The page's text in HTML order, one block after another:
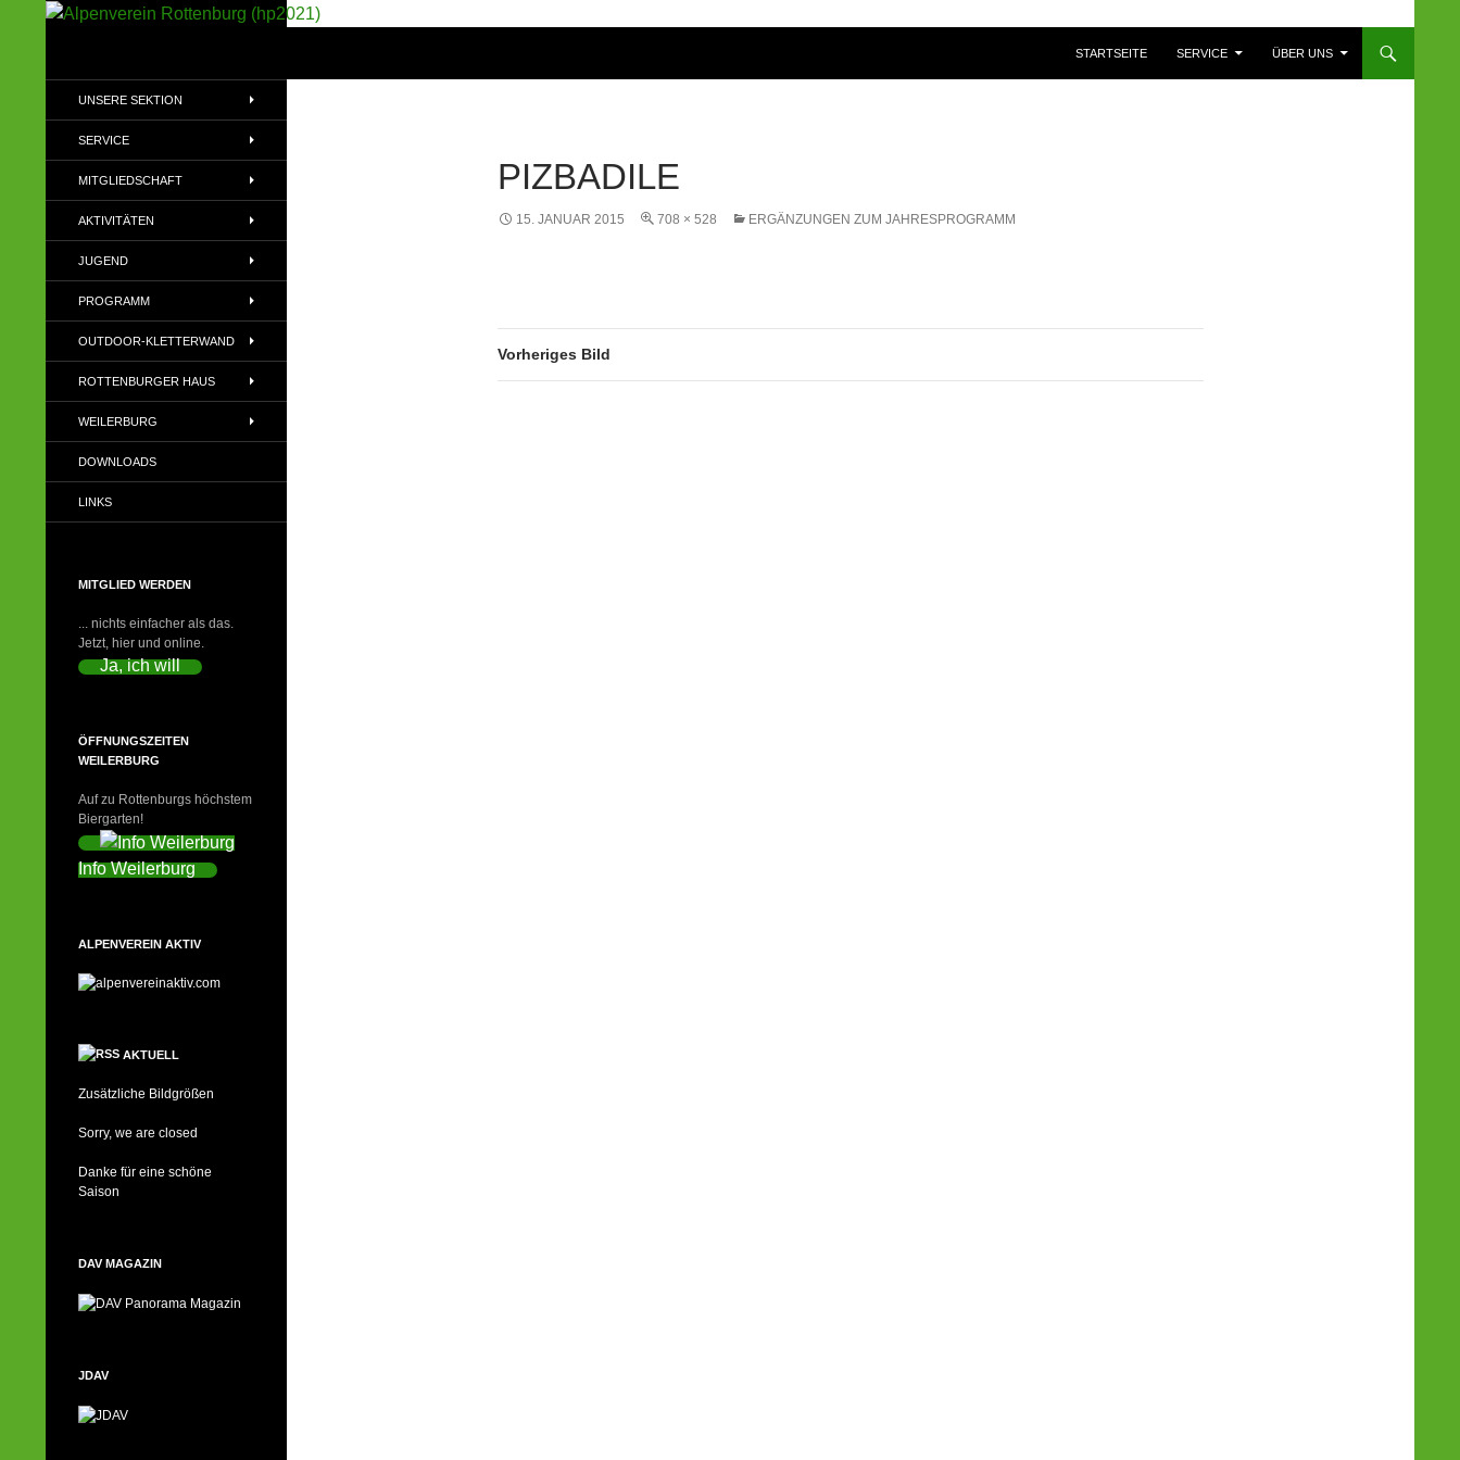
STARTSEITE
SERVICE ÜBER UNS
PIZBADILE
15. JANUAR 2015 708 × 528 ERGÄNZUNGEN ZUM JAHRESPROGRAMM
Vorheriges Bild
(DAV)
UNSERE SEKTION
SERVICE
MITGLIEDSCHAFT
AKTIVITÄTEN
JUGEND
PROGRAMM
OUTDOOR-KLETTERWAND
ROTTENBURGER HAUS
WEILERBURG
DOWNLOADS
LINKS
MITGLIED WERDEN
... nichts einfacher als das.
Jetzt, hier und online.
Ja, ich will
ÖFFNUNGSZEITEN
WEILERBURG
Auf zu Rottenburgs höchstem
Biergarten!
Info Weilerburg
ALPENVEREIN AKTIV
AKTUELL
Zusätzliche Bildgrößen
Sorry, we are closed
Danke für eine schöne
Saison
DAV MAGAZIN
JDAV